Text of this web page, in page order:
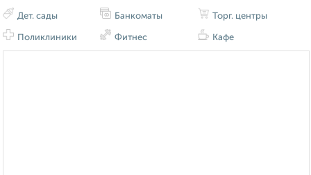
Дет. сады
Поликлиники
Банкоматы
Фитнес
Торг. центры
Кафе